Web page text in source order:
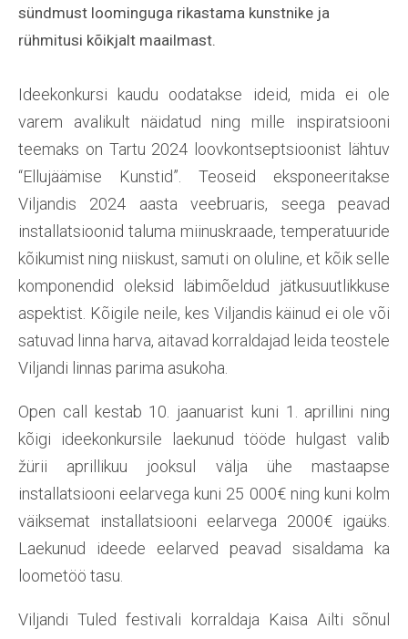
sündmust loominguga rikastama kunstnike ja
rühmitusi kõikjalt maailmast.
Ideekonkursi kaudu oodatakse ideid, mida ei ole
varem avalikult näidatud ning mille inspiratsiooni
teemaks on Tartu 2024 loovkontseptsioonist lähtuv
“Ellujäämise Kunstid”. Teoseid eksponeeritakse
Viljandis 2024 aasta veebruaris, seega peavad
installatsioonid taluma miinuskraade, temperatuuride
kõikumist ning niiskust, samuti on oluline, et kõik selle
komponendid oleksid läbimõeldud jätkusuutlikkuse
aspektist. Kõigile neile, kes Viljandis käinud ei ole või
satuvad linna harva, aitavad korraldajad leida teostele
Viljandi linnas parima asukoha.
Open call kestab 10. jaanuarist kuni 1. aprillini ning
kõigi ideekonkursile laekunud tööde hulgast valib
žürii aprillikuu jooksul välja ühe mastaapse
installatsiooni eelarvega kuni 25 000€ ning kuni kolm
väiksemat installatsiooni eelarvega 2000€ igaüks.
Laekunud ideede eelarved peavad sisaldama ka
loometöö tasu.
Viljandi Tuled festivali korraldaja Kaisa Ailti sõnul